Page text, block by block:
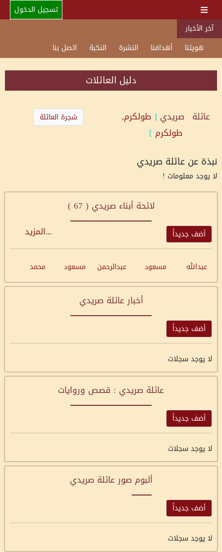
تسجيل الدخول
آخر الأخبار
هويتنا
أهدافنا النشرة النكبة اتصل بنا
دليل العائلات
عائلة صريدي [ طولكرم,
طولكرم ]
شجرة العائلة
نبذة عن عائلة صريدي
لا يوجد معلومات !
لائحة أبناء صريدي ( 67
)
أضف جديداً ...المزيد
عبدالله مسعود عبدالرحمن مسعود محمد
أخبار عائلة صريدي
أضف جديداً
لا يوجد سجلات
عائلة صريدي : قصص وروايات
أضف جديداً
لا يوجد سجلات
ألبوم صور عائلة صريدي
أضف جديداً
لا يوجد سجلات